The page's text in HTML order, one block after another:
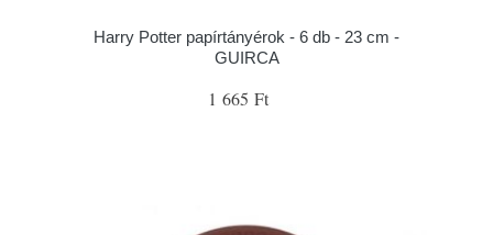
Harry Potter papírtányérok - 6 db - 23 cm -
GUIRCA
1 665 Ft